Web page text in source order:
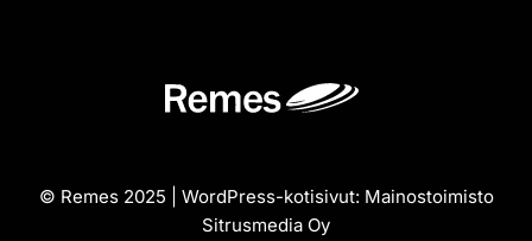
© Remes 2025 | WordPress-kotisivut: Mainostoimisto
Sitrusmedia Oy